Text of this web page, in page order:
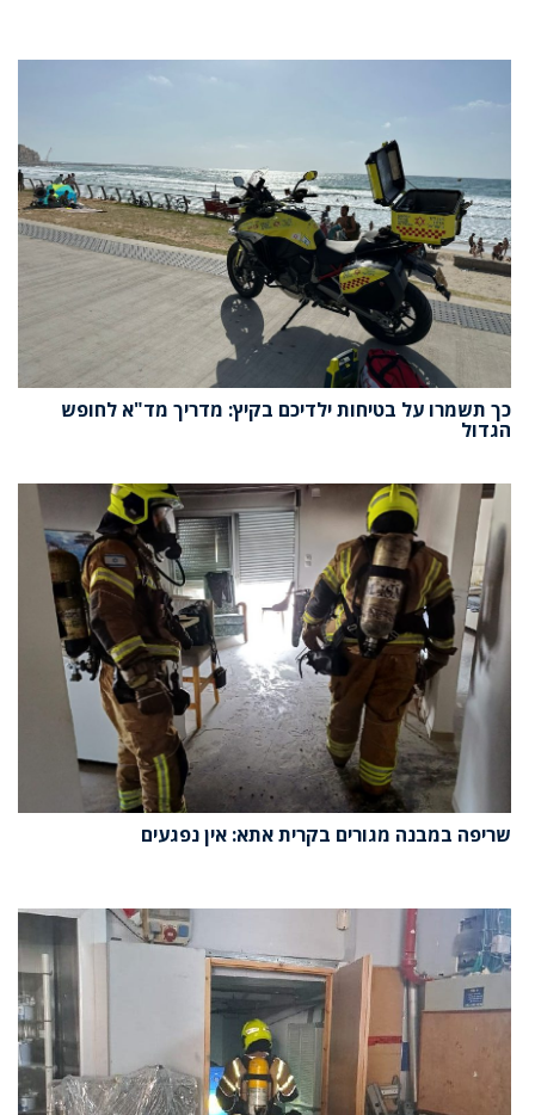
כך תשמרו על בטיחות ילדיכם בקיץ: מדריך מד"א לחופש
הגדול
שריפה במבנה מגורים בקרית אתא: אין נפגעים